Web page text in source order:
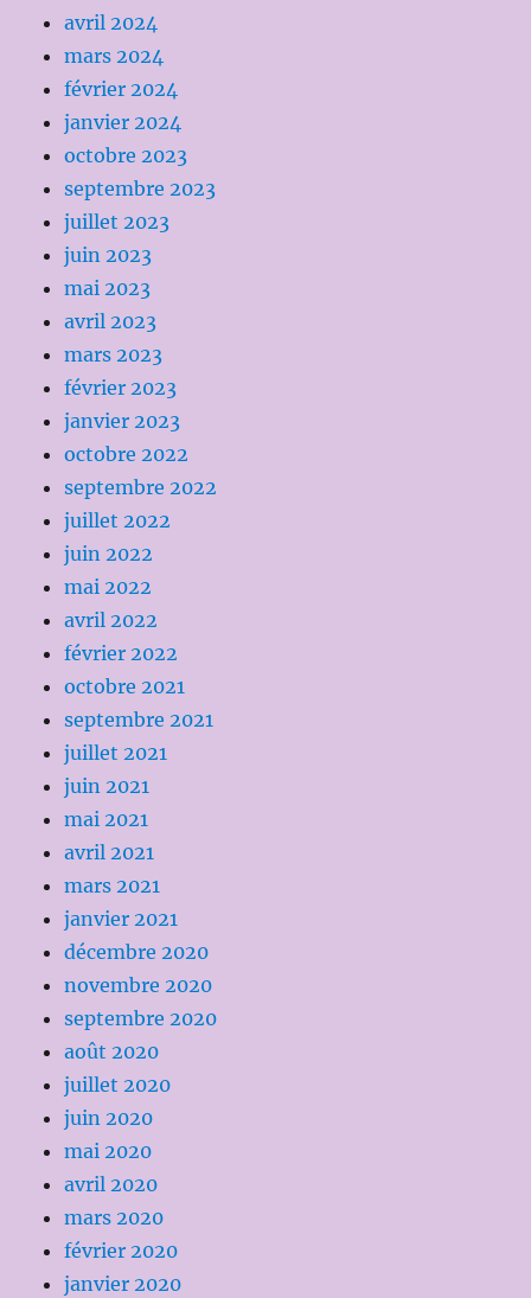
avril 2024
mars 2024
février 2024
janvier 2024
octobre 2023
septembre 2023
juillet 2023
juin 2023
mai 2023
avril 2023
mars 2023
février 2023
janvier 2023
octobre 2022
septembre 2022
juillet 2022
juin 2022
mai 2022
avril 2022
février 2022
octobre 2021
septembre 2021
juillet 2021
juin 2021
mai 2021
avril 2021
mars 2021
janvier 2021
décembre 2020
novembre 2020
septembre 2020
août 2020
juillet 2020
juin 2020
mai 2020
avril 2020
mars 2020
février 2020
janvier 2020